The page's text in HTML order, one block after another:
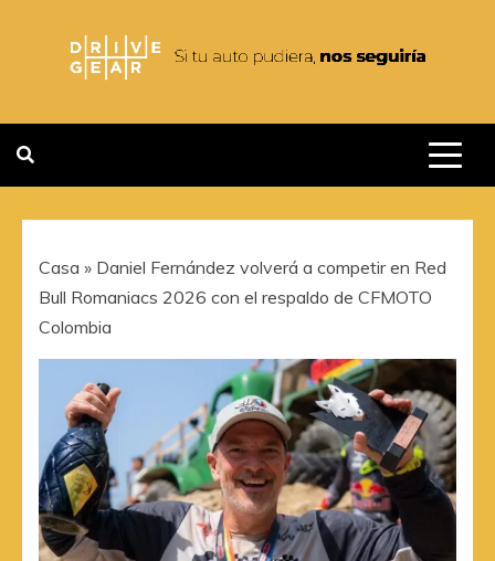
contenido
DRIVEGEAR
Casa » Daniel Fernández volverá a competir en Red
Bull Romaniacs 2026 con el respaldo de CFMOTO
Colombia